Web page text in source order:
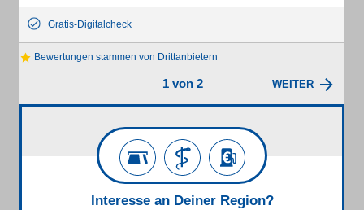
Gratis-Digitalcheck
Bewertungen stammen von Drittanbietern
1 von 2 WEITER
Interesse an Deiner Region?